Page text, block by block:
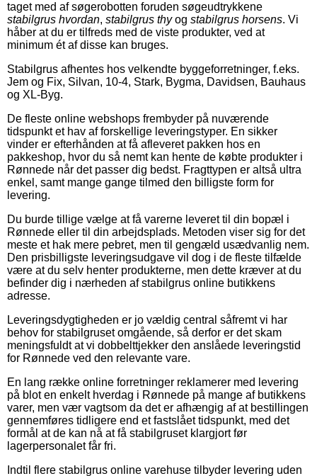
taget med af søgerobotten foruden søgeudtrykkene
stabilgrus hvordan, stabilgrus thyog stabilgrus horsens. Vi
håber at du er tilfreds med de viste produkter, ved at
minimum ét af disse kan bruges.
Stabilgrus afhentes hos velkendte byggeforretninger, f.eks.
Jem og Fix, Silvan, 10-4, Stark, Bygma, Davidsen, Bauhaus
og XL-Byg.
De fleste online webshops frembyder på nuværende
tidspunkt et hav af forskellige leveringstyper. En sikker
vinder er efterhånden at få afleveret pakken hos en
pakkeshop, hvor du så nemt kan hente de købte produkter i
Rønnede når det passer dig bedst. Fragttypen er altså ultra
enkel, samt mange gange tilmed den billigste form for
levering.
Du burde tillige vælge at få varerne leveret til din bopæl i
Rønnede eller til din arbejdsplads. Metoden viser sig for det
meste et hak mere pebret, men til gengæld usædvanlig nem.
Den prisbilligste leveringsudgave vil dog i de fleste tilfælde
være at du selv henter produkterne, men dette kræver at du
befinder dig i nærheden af stabilgrus online butikkens
adresse.
Leveringsdygtigheden er jo vældig central såfremt vi har
behov for stabilgruset omgående, så derfor er det skam
meningsfuldt at vi dobbelttjekker den anslåede leveringstid
for Rønnede ved den relevante vare.
En lang række online forretninger reklamerer med levering
på blot en enkelt hverdag i Rønnede på mange af butikkens
varer, men vær vagtsom da det er afhængig af at bestillingen
gennemføres tidligere end et fastslået tidspunkt, med det
formål at de kan nå at få stabilgruset klargjort før
lagerpersonalet får fri.
Indtil flere stabilgrus online varehuse tilbyder levering uden